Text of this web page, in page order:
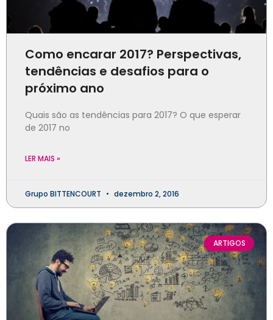
Como encarar 2017? Perspectivas,
tendências e desafios para o
próximo ano
Quais são as tendências para 2017? O que esperar
de 2017 no
LER MAIS »
Grupo BITTENCOURT dezembro 2, 2016
ARTIGOS